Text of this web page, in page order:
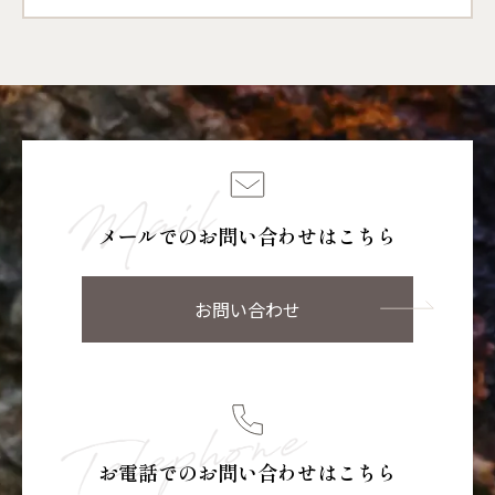
メールでのお問い合わせはこちら
お問い合わせ
お電話でのお問い合わせはこちら